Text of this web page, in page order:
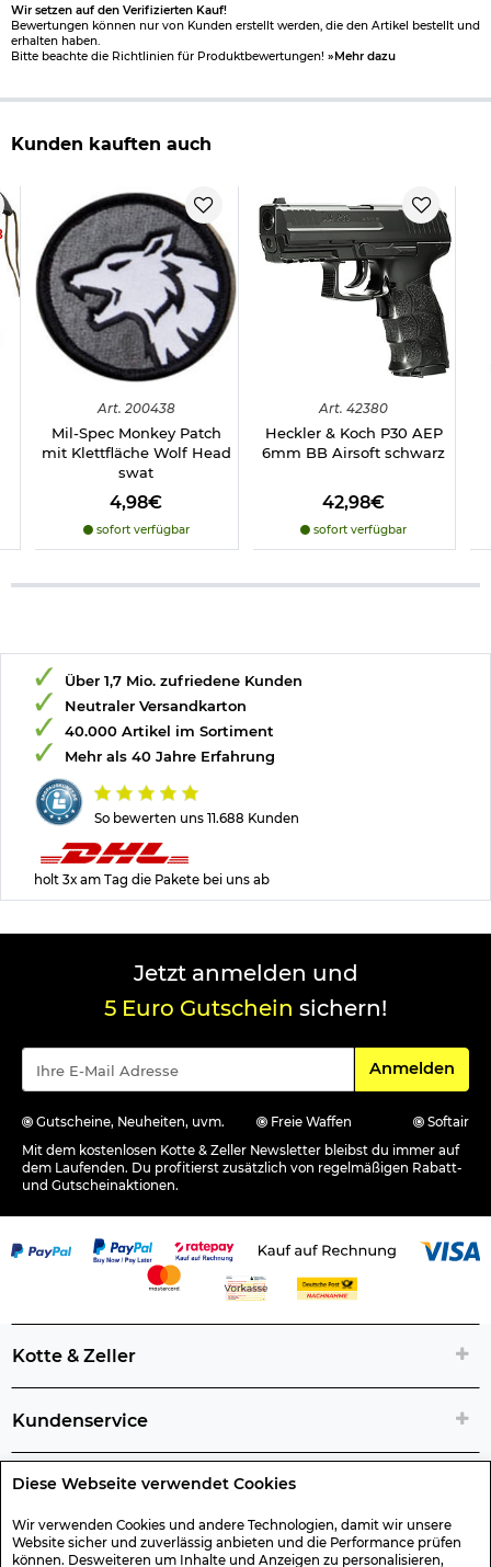
Diese Webseite verwendet Cookies
Wir verwenden Cookies und andere Technologien, damit wir unsere
Website sicher und zuverlässig anbieten und die Performance prüfen
können. Desweiteren um Inhalte und Anzeigen zu personalisieren,
Wir setzen auf den Verifizierten Kauf!
Bewertungen können nur von Kunden erstellt werden, die den Artikel bestellt und
erhalten haben.
Bitte beachte die Richtlinien für Produktbewertungen! »Mehr dazu
Kunden kauften auch
Art. 200438
Mil-Spec Monkey Patch
mit Klettfläche Wolf Head
swat
4,98€
sofort verfügbar
Art. 42380
Heckler & Koch P30 AEP
6mm BB Airsoft schwarz
42,98€
sofort verfügbar
So bewerten uns 11.688 Kunden
Über 1,7 Mio. zufriedene Kunden
Neutraler Versandkarton
40.000 Artikel im Sortiment
Mehr als 40 Jahre Erfahrung
holt 3x am Tag die Pakete bei uns ab
Jetzt anmelden und
5 Euro Gutschein sichern!
Für den
Anmelden
Gutscheine, Neuheiten, uvm. Freie Waffen
Softair
Mit dem kostenlosen Kotte & Zeller Newsletter bleibst du immer auf
dem Laufenden. Du profitierst zusätzlich von regelmäßigen Rabatt-
und Gutscheinaktionen.
Kotte & Zeller
Kundenservice
Rechtliche Artikelinfos
Geschenk-Gutscheine